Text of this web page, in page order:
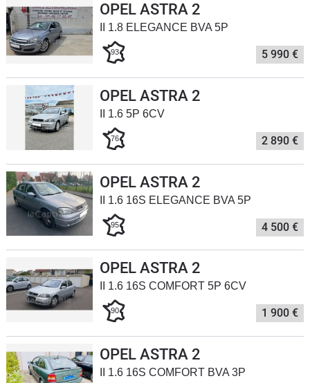
Guide
d'achat
Utilitaires
Flottes
Services
Forum
Marques
OPEL ASTRA 2
II 1.8 ELEGANCE BVA 5P
93 5 990 €
OPEL ASTRA 2
II 1.6 5P 6CV
76 2 890 €
OPEL ASTRA 2
II 1.6 16S ELEGANCE BVA 5P
95 4 500 €
OPEL ASTRA 2
II 1.6 16S COMFORT 5P 6CV
90 1 900 €
OPEL ASTRA 2
II 1.6 16S COMFORT BVA 3P